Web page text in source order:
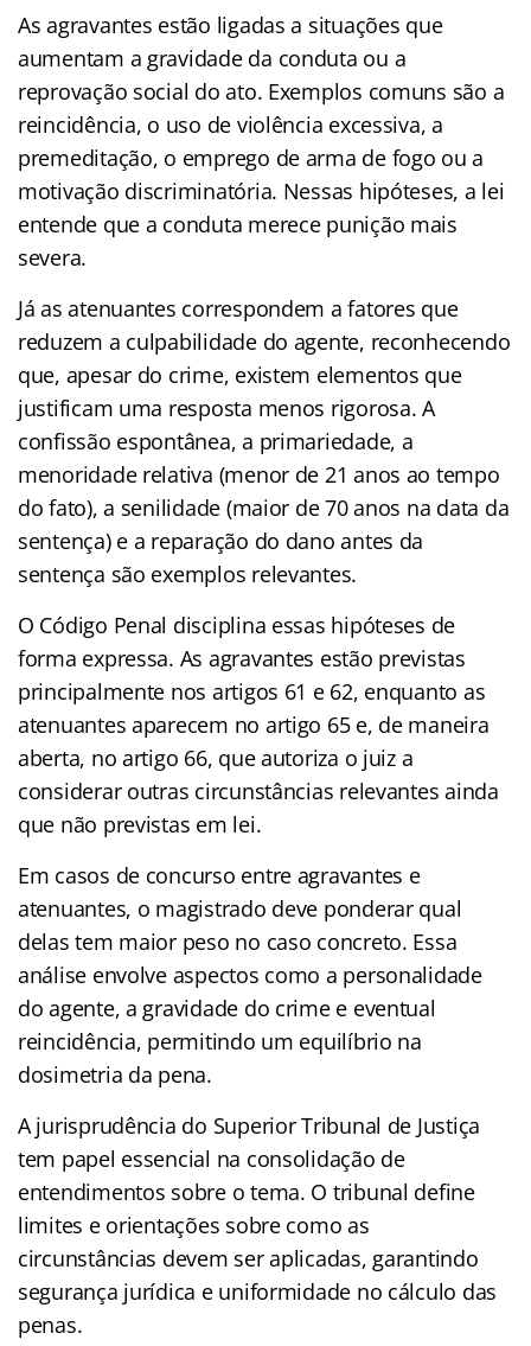
As agravantes estão ligadas a situações que
aumentam a gravidade da conduta ou a
reprovação social do ato. Exemplos comuns são a
reincidência, o uso de violência excessiva, a
premeditação, o emprego de arma de fogo ou a
motivação discriminatória. Nessas hipóteses, a lei
entende que a conduta merece punição mais
severa.
Já as atenuantes correspondem a fatores que
reduzem a culpabilidade do agente, reconhecendo
que, apesar do crime, existem elementos que
justificam uma resposta menos rigorosa. A
confissão espontânea, a primariedade, a
menoridade relativa (menor de 21 anos ao tempo
do fato), a senilidade (maior de 70 anos na data da
sentença) e a reparação do dano antes da
sentença são exemplos relevantes.
O Código Penal disciplina essas hipóteses de
forma expressa. As agravantes estão previstas
principalmente nos artigos 61 e 62, enquanto as
atenuantes aparecem no artigo 65 e, de maneira
aberta, no artigo 66, que autoriza o juiz a
considerar outras circunstâncias relevantes ainda
que não previstas em lei.
Em casos de concurso entre agravantes e
atenuantes, o magistrado deve ponderar qual
delas tem maior peso no caso concreto. Essa
análise envolve aspectos como a personalidade
do agente, a gravidade do crime e eventual
reincidência, permitindo um equilíbrio na
dosimetria da pena.
A jurisprudência do Superior Tribunal de Justiça
tem papel essencial na consolidação de
entendimentos sobre o tema. O tribunal define
limites e orientações sobre como as
circunstâncias devem ser aplicadas, garantindo
segurança jurídica e uniformidade no cálculo das
penas.